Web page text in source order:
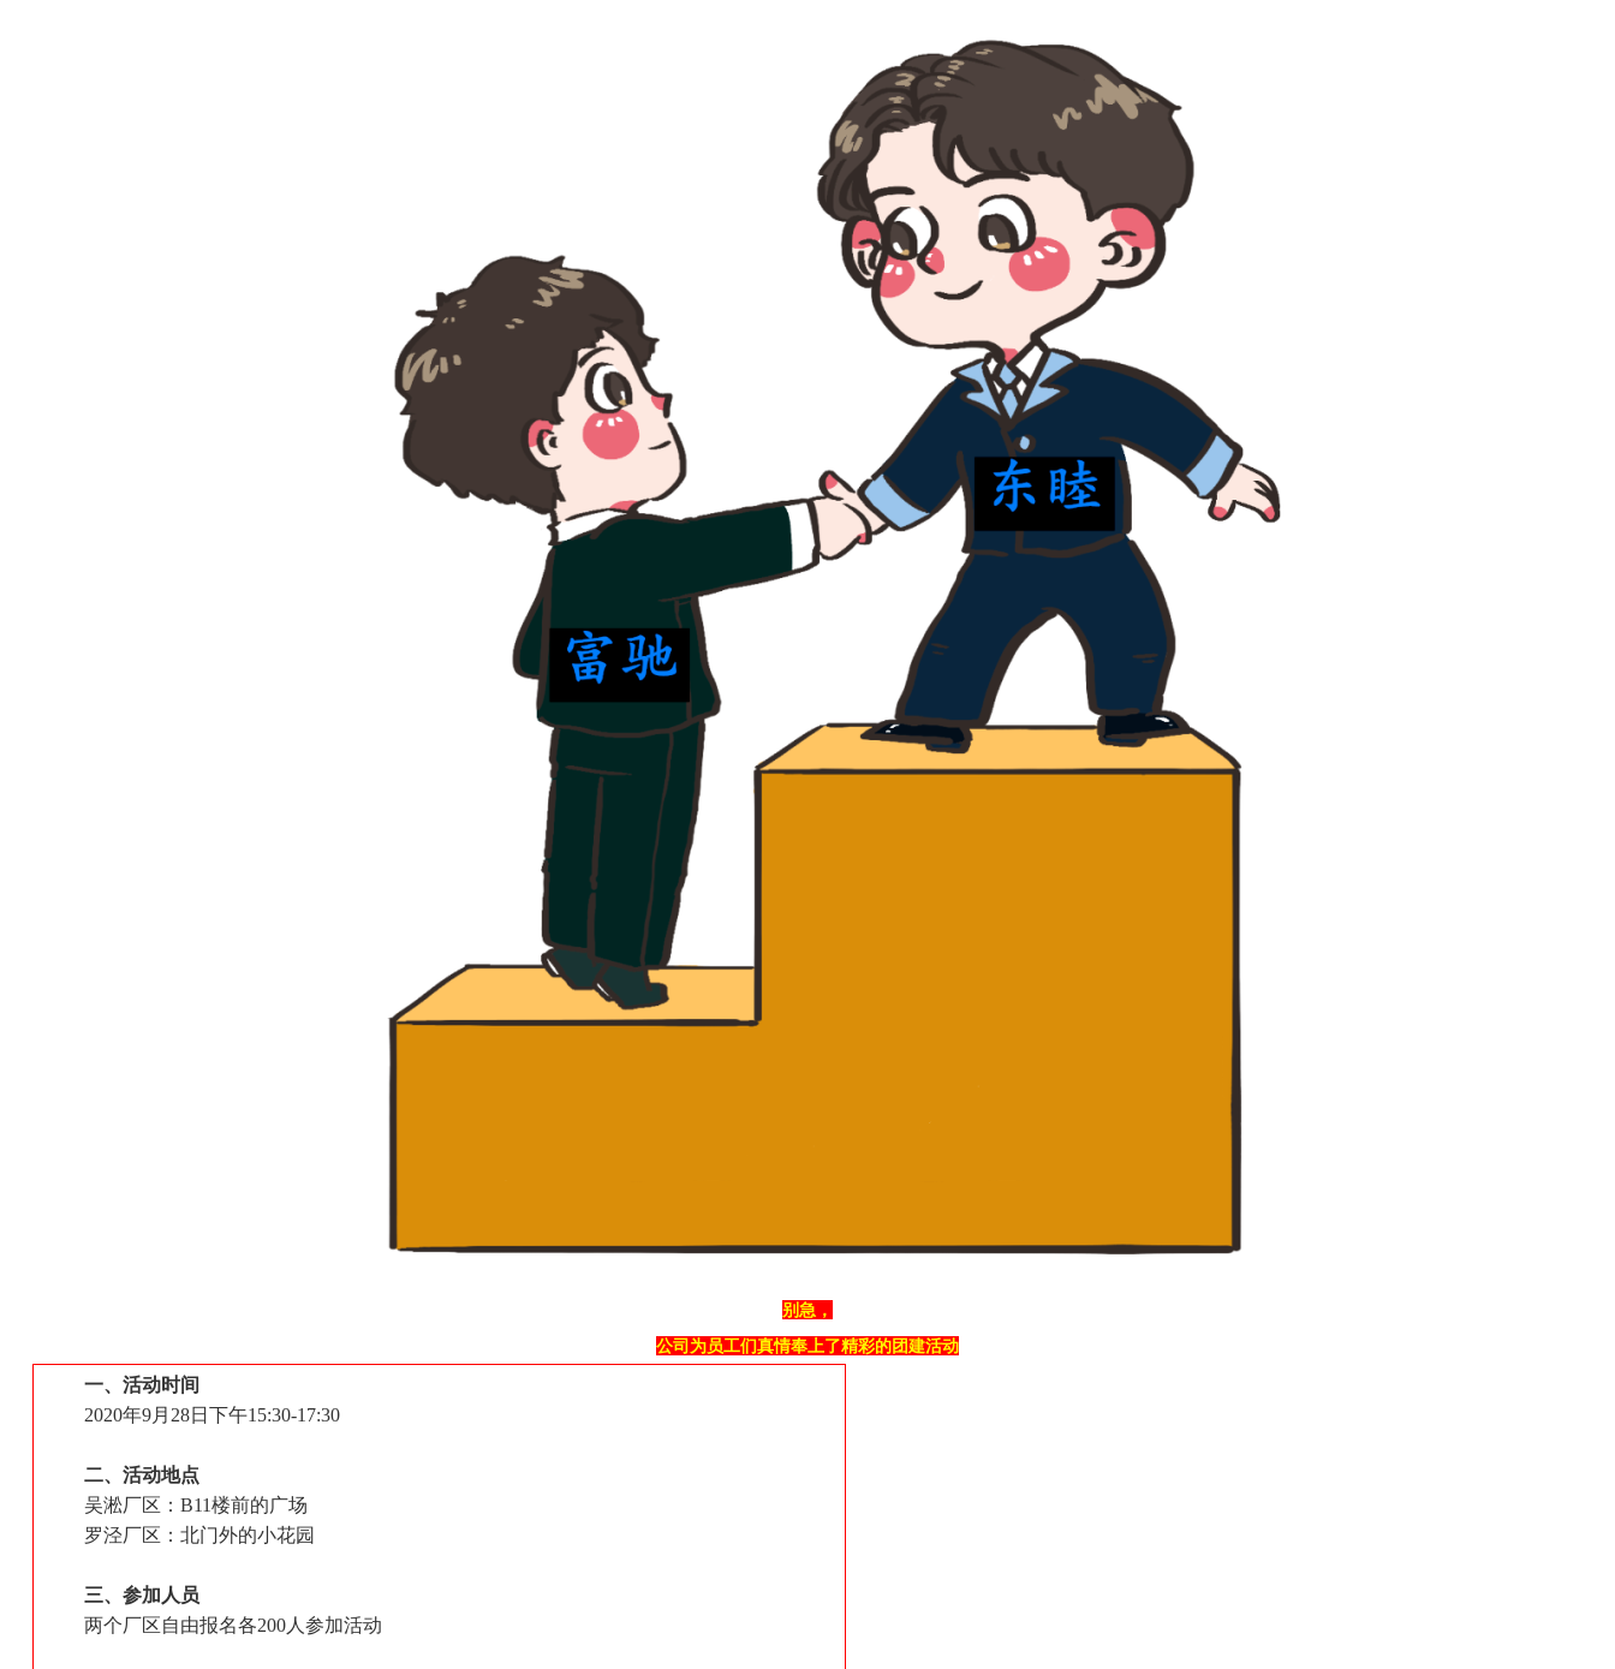
别急，
公司为员工们真情奉上了精彩的团建活动
一、活动时间
2020年9月28日下午15:30-17:30
二、活动地点
吴淞厂区： B11楼前的广场
罗泾厂区：北门外的小花园
三、参加人员
两个厂区自由报名各200人参加活动